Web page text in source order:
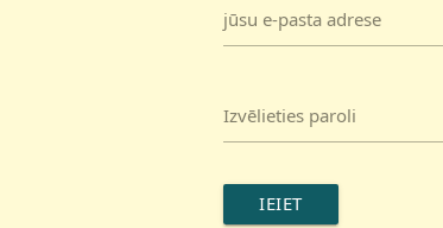
jūsu e-pasta adrese
Izvēlieties paroli
IEIET